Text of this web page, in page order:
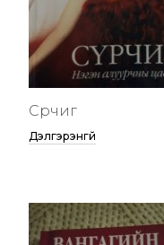
Сүрчиг
Дэлгэрэнгүй